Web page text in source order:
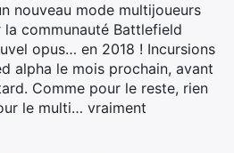
nouveau mode multijoueurs
communauté Battlefield
opus… en 2018 ! Incursions
alpha le mois prochain, avant
Comme pour le reste, rien
le multi… vraiment